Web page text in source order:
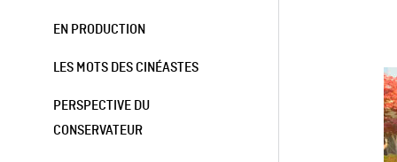
EN PRODUCTION
LES MOTS DES CINÉASTES
PERSPECTIVE DU
CONSERVATEUR